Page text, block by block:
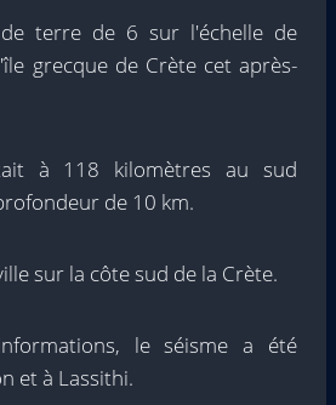
terre de 6 sur l'échelle de
grecque de Crète cet après-
à 118 kilomètres au sud
de 10 km.
sur la côte sud de la Crète.
le séisme a été
et à Lassithi.